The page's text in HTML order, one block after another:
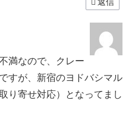
満なので、クレー
すが、新宿のヨドバシマル
り寄せ対応）となってまし